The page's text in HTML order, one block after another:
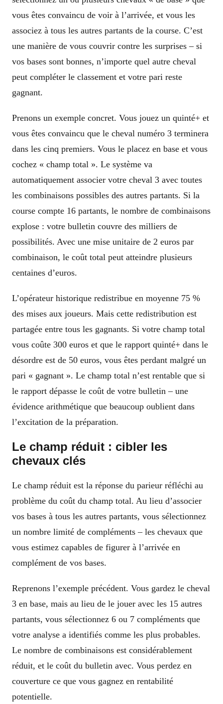
vous êtes convaincu de voir à l’arrivée, et vous les
associez à tous les autres partants de la course. C’est
une manière de vous couvrir contre les surprises – si
vos bases sont bonnes, n’importe quel autre cheval
peut compléter le classement et votre pari reste
gagnant.
Prenons un exemple concret. Vous jouez un quinté+ et
vous êtes convaincu que le cheval numéro 3 terminera
dans les cinq premiers. Vous le placez en base et vous
cochez « champ total ». Le système va
automatiquement associer votre cheval 3 avec toutes
les combinaisons possibles des autres partants. Si la
course compte 16 partants, le nombre de combinaisons
explose : votre bulletin couvre des milliers de
possibilités. Avec une mise unitaire de 2 euros par
combinaison, le coût total peut atteindre plusieurs
centaines d’euros.
L’opérateur historique redistribue en moyenne 75 %
des mises aux joueurs. Mais cette redistribution est
partagée entre tous les gagnants. Si votre champ total
vous coûte 300 euros et que le rapport quinté+ dans le
désordre est de 50 euros, vous êtes perdant malgré un
pari « gagnant ». Le champ total n’est rentable que si
le rapport dépasse le coût de votre bulletin – une
évidence arithmétique que beaucoup oublient dans
l’excitation de la préparation.
Le champ réduit : cibler les
chevaux clés
Le champ réduit est la réponse du parieur réfléchi au
problème du coût du champ total. Au lieu d’associer
vos bases à tous les autres partants, vous sélectionnez
un nombre limité de compléments – les chevaux que
vous estimez capables de figurer à l’arrivée en
complément de vos bases.
Reprenons l’exemple précédent. Vous gardez le cheval
3 en base, mais au lieu de le jouer avec les 15 autres
partants, vous sélectionnez 6 ou 7 compléments que
votre analyse a identifiés comme les plus probables.
Le nombre de combinaisons est considérablement
réduit, et le coût du bulletin avec. Vous perdez en
couverture ce que vous gagnez en rentabilité
potentielle.